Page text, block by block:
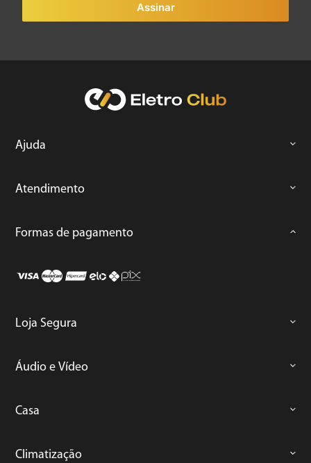
Assinar
Ajuda
Atendimento
Formas de pagamento
Loja Segura
Áudio e Vídeo
Casa
Climatização